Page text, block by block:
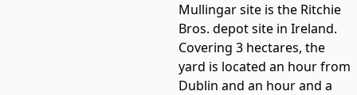
Mullingar site is the Ritchie
Bros. depot site in Ireland.
Covering 3 hectares, the
yard is located an hour from
Dublin and an hour and a